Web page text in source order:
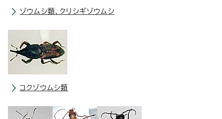
ゾウムシ類、クリシギゾウムシ
コクゾウムシ類